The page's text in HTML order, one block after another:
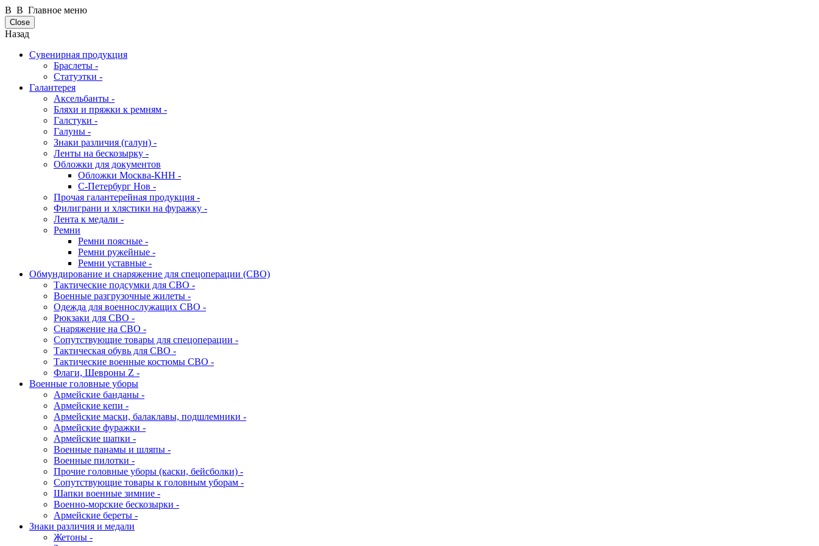
В В Главное меню
Close
Назад
Сувенирная продукция
Браслеты -
Статуэтки -
Галантерея
Аксельбанты -
Бляхи и пряжки к ремням -
Галстуки -
Галуны -
Знаки различия (галун) -
Ленты на бескозырку -
Обложки для документов
Обложки Москва-КНН -
С-Петербург Нов -
Прочая галантерейная продукция -
Филиграни и хлястики на фуражку -
Лента к медали -
Ремни
Ремни поясные -
Ремни ружейные -
Ремни уставные -
Обмундирование и снаряжение для спецоперации (СВО)
Тактические подсумки для СВО -
Военные разгрузочные жилеты -
Одежда для военнослужащих СВО -
Рюкзаки для СВО -
Снаряжение на СВО -
Сопутствующие товары для спецоперации -
Тактическая обувь для СВО -
Тактические военные костюмы СВО -
Флаги, Шевроны Z -
Военные головные уборы
Армейские банданы -
Армейские кепи -
Армейские маски, балаклавы, подшлемники -
Армейские фуражки -
Армейские шапки -
Военные панамы и шляпы -
Военные пилотки -
Прочие головные уборы (каски, бейсболки) -
Сопутствующие товары к головным уборам -
Шапки военные зимние -
Военно-морские бескозырки -
Армейские береты -
Знаки различия и медали
Жетоны -